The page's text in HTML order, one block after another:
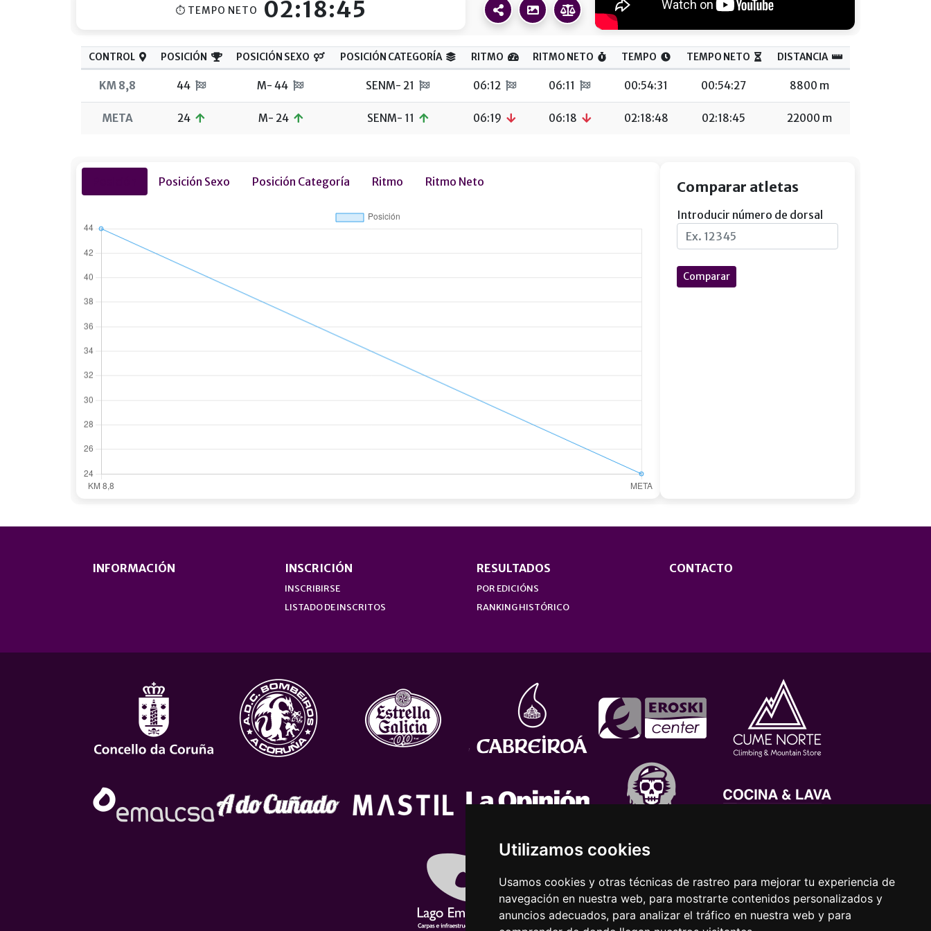
Utilizamos cookies
Usamos cookies y otras técnicas de rastreo para mejorar tu experiencia de
navegación en nuestra web, para mostrarte contenidos personalizados y
anuncios adecuados, para analizar el tráfico en nuestra web y para
⏱ TEMPO NETO 02:18:45
CONTROL POSICIÓN POSICIÓN SEXO POSICIÓN CATEGORÍA RITMO RITMO NETO TEMPO TEMPO NETO DISTANCIA
KM 8,8 44 M- 44 SENM- 21 06:12 06:11 00:54:31 00:54:27 8800 m
META 24 M- 24 SENM- 11 06:19 06:18 02:18:48 02:18:45 22000 m
Posición Sexo Posición Categoría Ritmo Ritmo Neto Comparar atletas
Introducir número de dorsal
Comparar
INFORMACIÓN INSCRICIÓN
INSCRIBIRSE
LISTADO DE INSCRITOS
RESULTADOS
POR EDICIÓNS
RANKING HISTÓRICO
CONTACTO